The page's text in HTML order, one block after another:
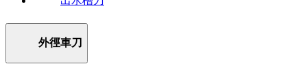
外徑車刀